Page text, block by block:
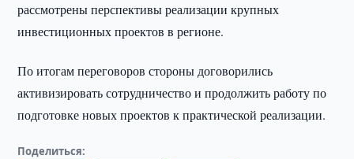
рассмотрены перспективы реализации крупных
инвестиционных проектов в регионе.
По итогам переговоров стороны договорились
активизировать сотрудничество и продолжить работу по
подготовке новых проектов к практической реализации.
Поделиться: